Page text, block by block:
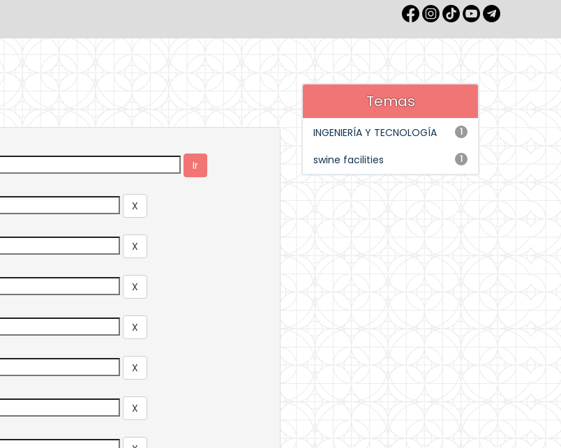
Temas
1
INGENIERÍA Y TECNOLOGÍA
1
swine facilities